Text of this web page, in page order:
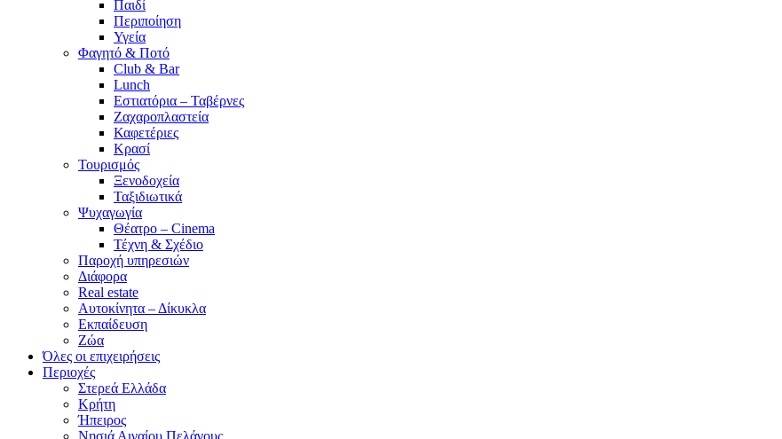
Παιδί
Περιποίηση
Υγεία
Φαγητό & Ποτό
Club & Bar
Lunch
Εστιατόρια – Ταβέρνες
Ζαχαροπλαστεία
Καφετέριες
Κρασί
Τουρισμός
Ξενοδοχεία
Ταξιδιωτικά
Ψυχαγωγία
Θέατρο – Cinema
Τέχνη & Σχέδιο
Παροχή υπηρεσιών
Διάφορα
Real estate
Αυτοκίνητα – Δίκυκλα
Εκπαίδευση
Ζώα
Όλες οι επιχειρήσεις
Περιοχές
Στερεά Ελλάδα
Κρήτη
Ήπειρος
Νησιά Αιγαίου Πελάγους